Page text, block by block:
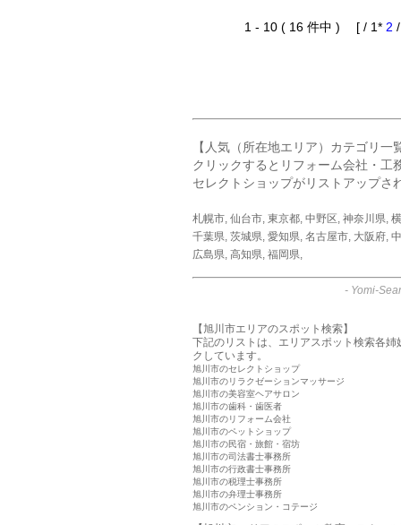
1 - 10 ( 16 件中 ) [ / 1* 2
【人気（所在地エリア）カテゴリ一
クリックするとリフォーム会社・工
セレクトショップがリストアップさ
札幌市, 仙台市, 東京都, 中野区, 神奈川県,
千葉県, 茨城県, 愛知県, 名古屋市, 大阪府,
広島県, 高知県, 福岡県,
- Yomi-
【旭川市エリアのスポット検索】
下記のリストは、エリアスポット検索各
クしています。
旭川市のセレクトショップ
旭川市のリラクゼーションマッサージ
旭川市の美容室ヘアサロン
旭川市の歯科・歯医者
旭川市のリフォーム会社
旭川市のペットショップ
旭川市の民宿・旅館・宿坊
旭川市の司法書士事務所
旭川市の行政書士事務所
旭川市の税理士事務所
旭川市の弁理士事務所
旭川市のペンション・コテージ